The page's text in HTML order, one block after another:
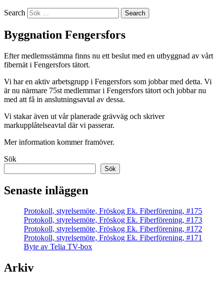
Search
Byggnation Fengersfors
Efter medlemsstämma finns nu ett beslut med en utbyggnad av vårt
fibernät i Fengersfors tätort.
Vi har en aktiv arbetsgrupp i Fengersfors som jobbar med detta. Vi
är nu närmare 75st medlemmar i Fengersfors tätort och jobbar nu
med att få in anslutningsavtal av dessa.
Vi stakar även ut vår planerade grävväg och skriver
markupplåtelseavtal där vi passerar.
Mer information kommer framöver.
Sök
Sök
Senaste inläggen
Protokoll, styrelsemöte, Fröskog Ek. Fiberförening, #175
Protokoll, styrelsemöte, Fröskog Ek. Fiberförening, #173
Protokoll, styrelsemöte, Fröskog Ek. Fiberförening, #172
Protokoll, styrelsemöte, Fröskog Ek. Fiberförening, #171
Byte av Telia TV-box
Arkiv